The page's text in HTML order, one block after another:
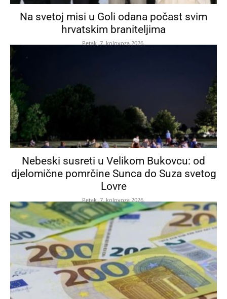
Na svetoj misi u Goli odana počast svim
hrvatskim braniteljima
Petak, 7. kolovoza 2026.
Nebeski susreti u Velikom Bukovcu: od
djelomične pomrčine Sunca do Suza svetog
Lovre
Petak, 7. kolovoza 2026.